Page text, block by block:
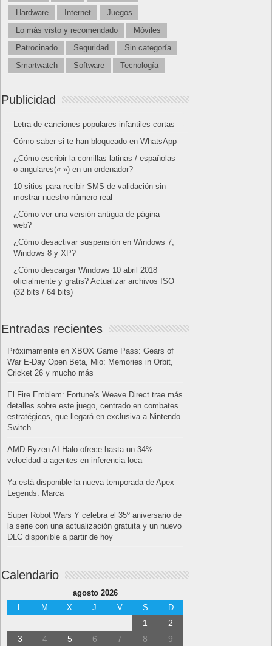
Hardware
Internet
Juegos
Lo más visto y recomendado
Móviles
Patrocinado
Seguridad
Sin categoría
Smartwatch
Software Tecnología
Publicidad
Letra de canciones populares infantiles cortas
Cómo saber si te han bloqueado en WhatsApp
¿Cómo escribir la comillas latinas / españolas
o angulares(« ») en un ordenador?
10 sitios para recibir SMS de validación sin
mostrar nuestro número real
¿Cómo ver una versión antigua de página
web?
¿Cómo desactivar suspensión en Windows 7,
Windows 8 y XP?
¿Cómo descargar Windows 10 abril 2018
oficialmente y gratis? Actualizar archivos ISO
(32 bits / 64 bits)
Entradas recientes
Próximamente en XBOX Game Pass: Gears of
War E-Day Open Beta, Mio: Memories in Orbit,
Cricket 26 y mucho más
El Fire Emblem: Fortune’s Weave Direct trae más
detalles sobre este juego, centrado en combates
estratégicos, que llegará en exclusiva a Nintendo
Switch
AMD Ryzen AI Halo ofrece hasta un 34%
velocidad a agentes en inferencia loca
Ya está disponible la nueva temporada de Apex
Legends: Marca
Super Robot Wars Y celebra el 35º aniversario de
la serie con una actualización gratuita y un nuevo
DLC disponible a partir de hoy
Calendario
agosto 2026
L
M X J V S D
1
2
3
4 5 6 7 8
9